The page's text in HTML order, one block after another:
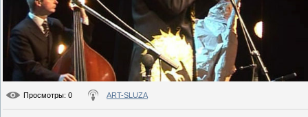
Просмотры: 0 ART-SLUZA